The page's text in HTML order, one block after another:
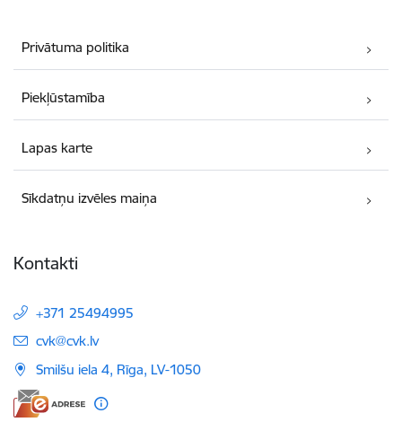
Privātuma politika
Piekļūstamība
Lapas karte
Sīkdatņu izvēles maiņa
Kontakti
+371 25494995
E-pasts:
cvk@cvk.lv
Smilšu iela 4, Rīga, LV-1050